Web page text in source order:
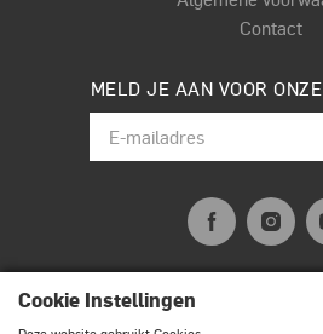
Cookie Instellingen
Contact
MELD JE AAN VOOR
© Terpstra Muziek Drumland